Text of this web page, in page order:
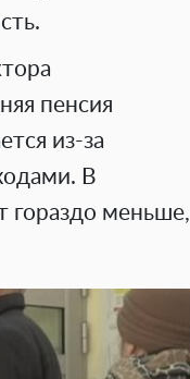
пенсия
из-за
В
гораздо меньше,